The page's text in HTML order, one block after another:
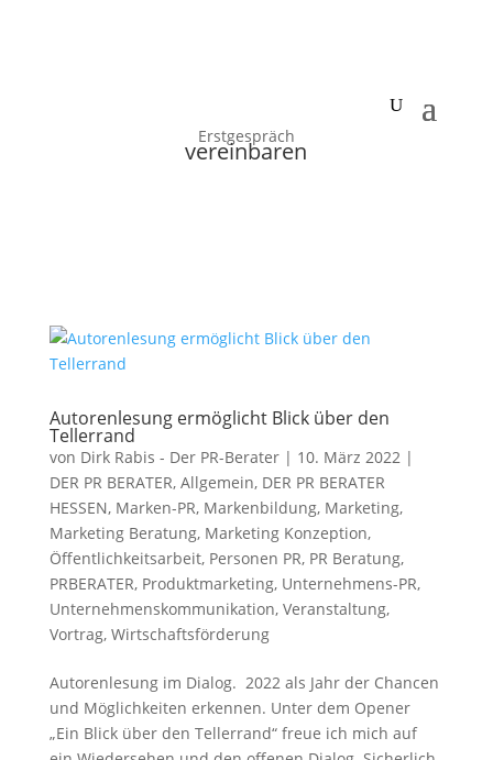
Erstgespräch
vereinbaren
Autorenlesung ermöglicht Blick über den
Tellerrand
von Dirk Rabis - Der PR-Berater| 10. März 2022|
DER PR BERATER, Allgemein, DER PR BERATER
HESSEN, Marken-PR, Markenbildung, Marketing,
Marketing Beratung, Marketing Konzeption,
Öffentlichkeitsarbeit, Personen PR, PR Beratung,
PRBERATER, Produktmarketing, Unternehmens-PR,
Unternehmenskommunikation, Veranstaltung,
Vortrag, Wirtschaftsförderung
Autorenlesung im Dialog. 2022 als Jahr der Chancen
und Möglichkeiten erkennen. Unter dem Opener
„Ein Blick über den Tellerrand“ freue ich mich auf